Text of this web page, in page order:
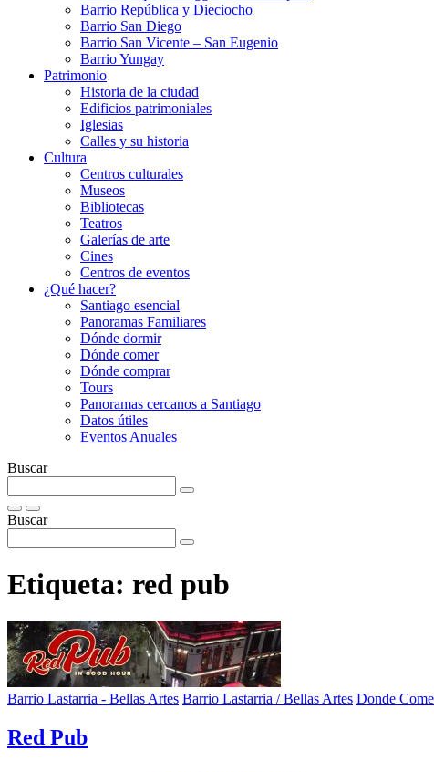
Barrio República y Dieciocho
Barrio San Diego
Barrio San Vicente – San Eugenio
Barrio Yungay
Patrimonio
Historia de la ciudad
Edificios patrimoniales
Iglesias
Calles y su historia
Cultura
Centros culturales
Museos
Bibliotecas
Teatros
Galerí­as de arte
Cines
Centros de eventos
¿Qué hacer?
Santiago esencial
Panoramas Familiares
Dónde dormir
Dónde comer
Dónde comprar
Tours
Panoramas cercanos a Santiago
Datos útiles
Eventos Anuales
Buscar
Buscar
Etiqueta: red pub
Barrio Lastarria - Bellas Artes Barrio Lastarria / Bellas Artes Donde
Red Pub